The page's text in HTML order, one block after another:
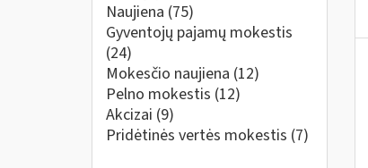
Naujiena (75)
Gyventojų pajamų mokestis
(24)
Mokesčio naujiena (12)
Pelno mokestis (12)
Akcizai (9)
Pridėtinės vertės mokestis (7)